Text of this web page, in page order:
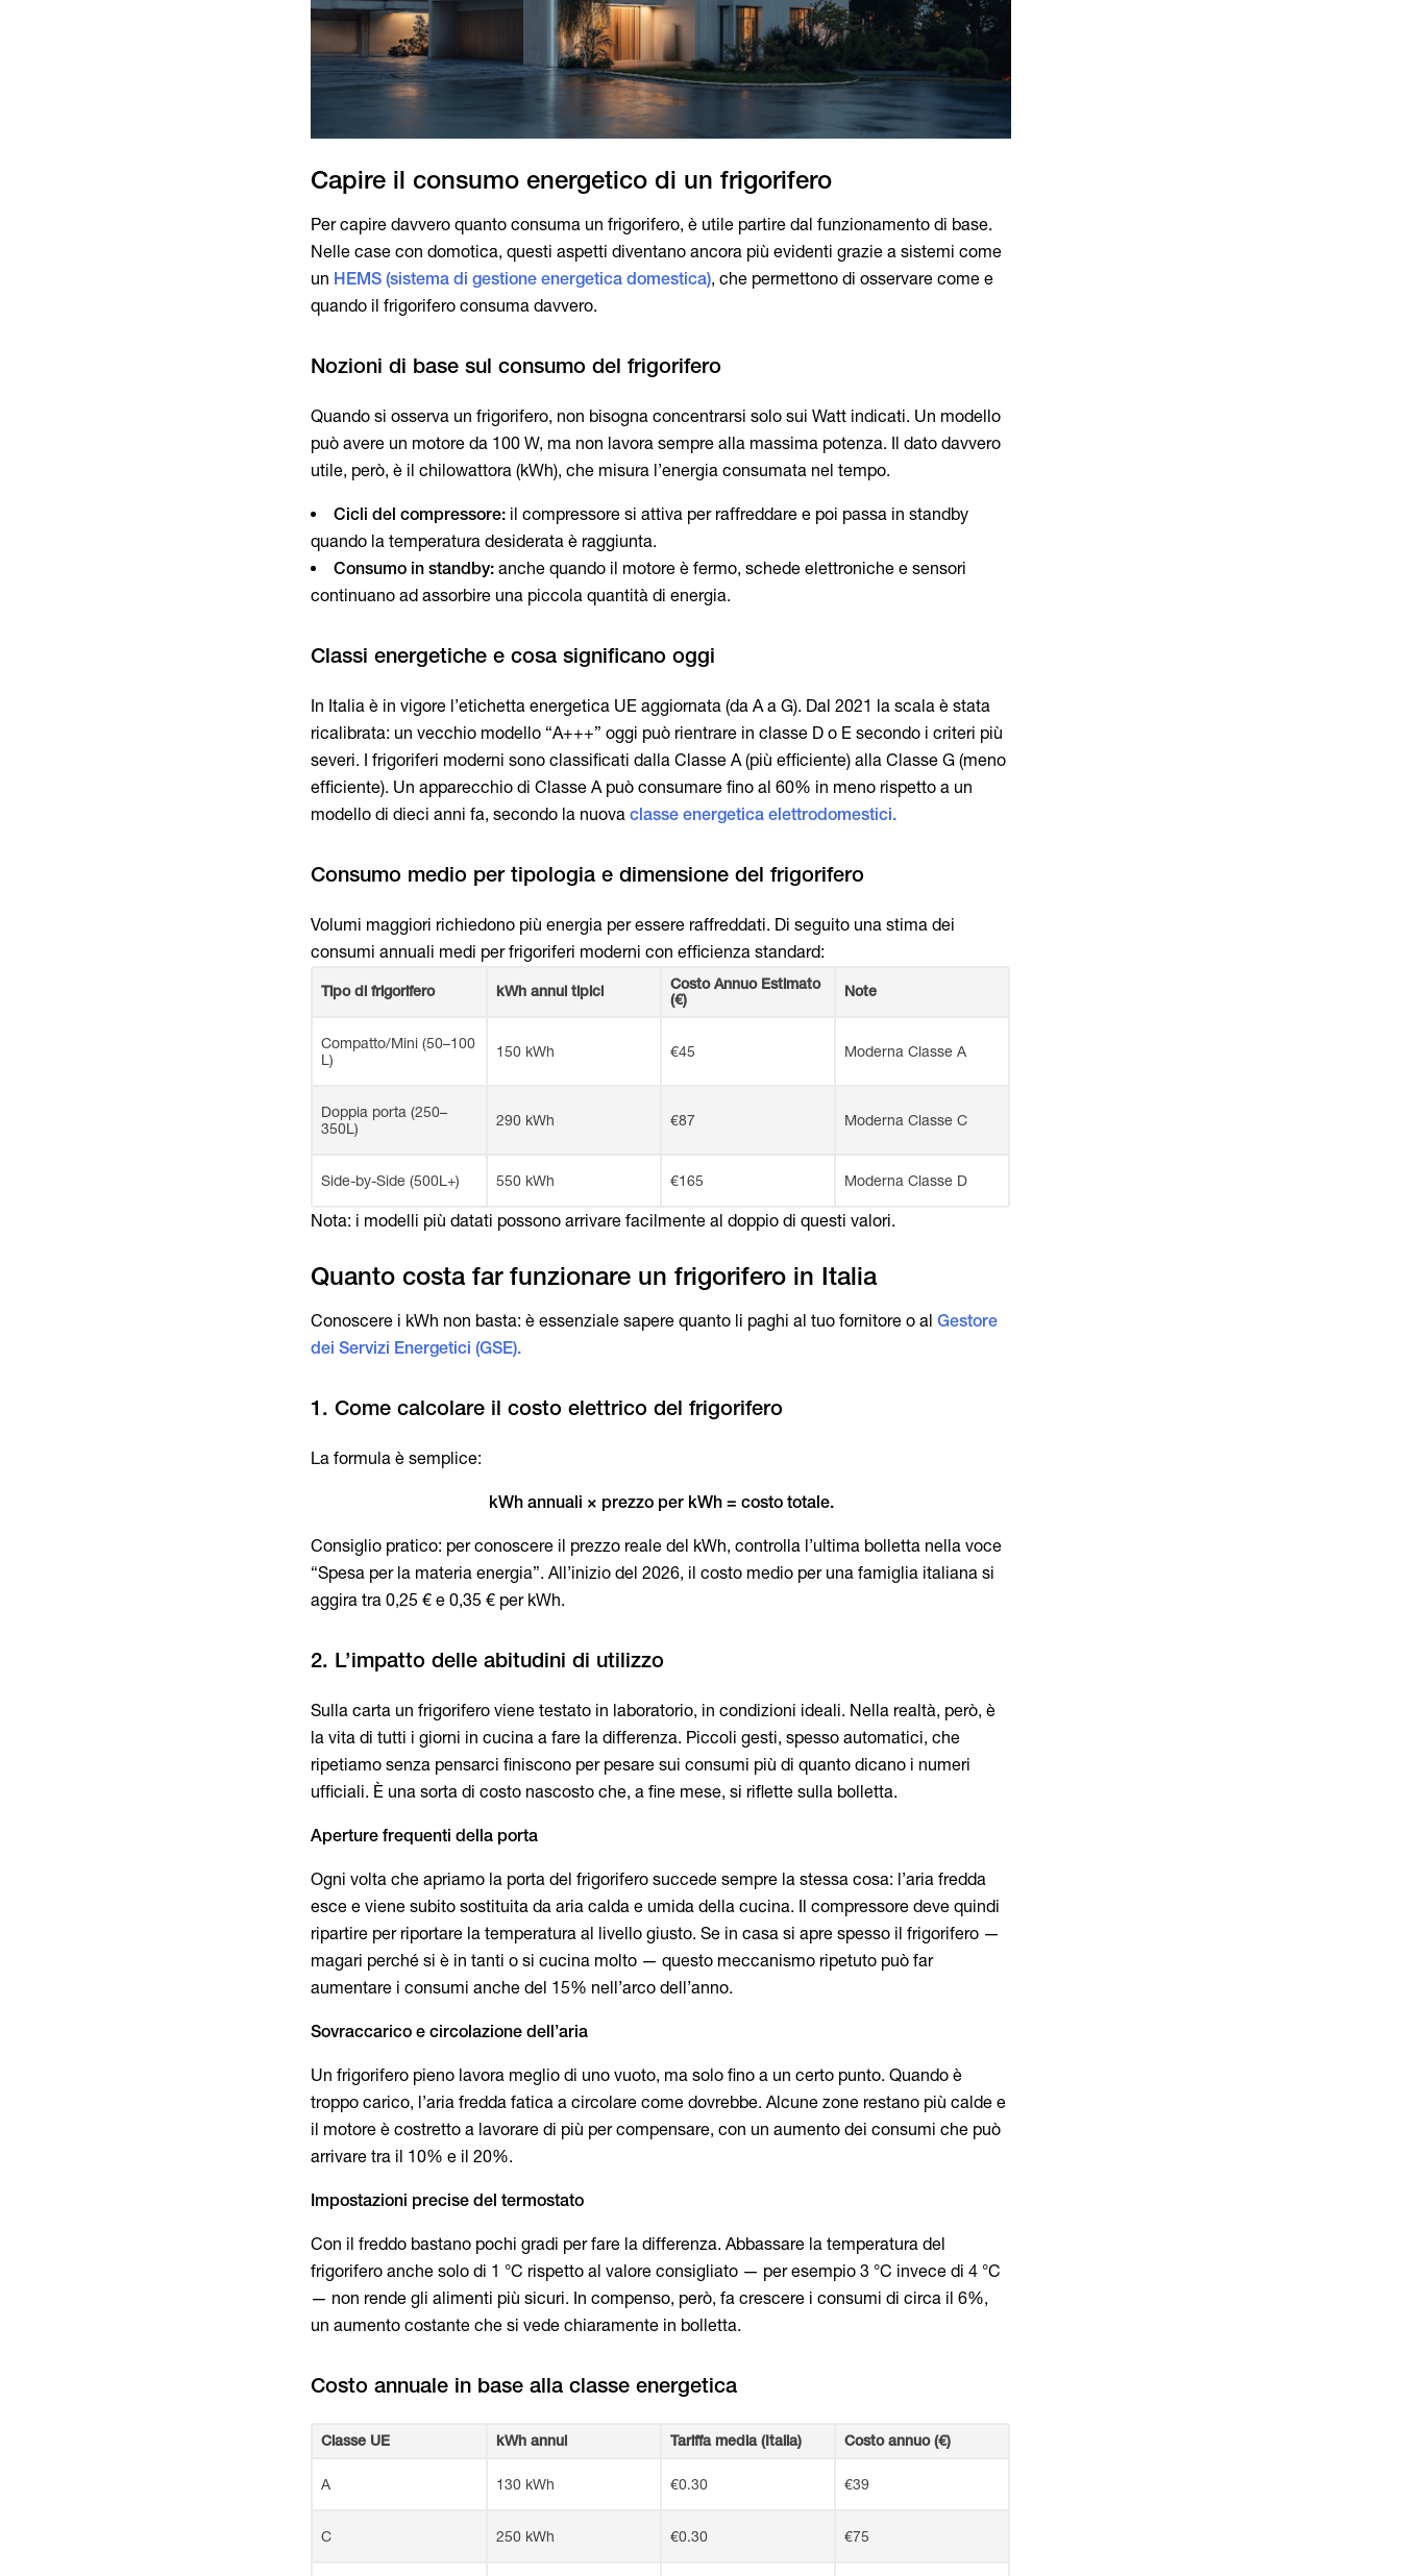
Per capire davvero quanto consuma un frigorifero, è utile partire dal funzionamento di base.
Nelle case con domotica, questi aspetti diventano ancora più evidenti grazie a sistemi come
un HEMS (sistema di gestione energetica domestica), che permettono di osservare come e
quando il frigorifero consuma davvero.
Quando si osserva un frigorifero, non bisogna concentrarsi solo sui Watt indicati. Un modello
può avere un motore da 100 W, ma non lavora sempre alla massima potenza. Il dato davvero
utile, però, è il chilowattora (kWh), che misura l’energia consumata nel tempo.
Cicli del compressore: il compressore si attiva per raffreddare e poi passa in standby
quando la temperatura desiderata è raggiunta.
Consumo in standby: anche quando il motore è fermo, schede elettroniche e sensori
continuano ad assorbire una piccola quantità di energia.
In Italia è in vigore l’etichetta energetica UE aggiornata (da A a G). Dal 2021 la scala è stata
ricalibrata: un vecchio modello “A+++” oggi può rientrare in classe D o E secondo i criteri più
severi. I frigoriferi moderni sono classificati dalla Classe A (più efficiente) alla Classe G (meno
efficiente). Un apparecchio di Classe A può consumare fino al 60% in meno rispetto a un
modello di dieci anni fa, secondo la nuovaclasse energetica elettrodomestici.
Volumi maggiori richiedono più energia per essere raffreddati. Di seguito una stima dei
consumi annuali medi per frigoriferi moderni con efficienza standard:
Tipo di frigorifero kWh annui tipici
Costo Annuo Estimato
(€)
Note
Compatto/Mini (50–100
L)
150 kWh €45 Moderna Classe A
Doppia porta (250–
350L)
290 kWh €87 Moderna Classe C
Side-by-Side (500L+) 550 kWh €165 Moderna Classe D
Nota: i modelli più datati possono arrivare facilmente al doppio di questi valori.
Quanto costa far funzionare un frigorifero in Italia
Conoscere i kWh non basta: è essenziale sapere quanto li paghi al tuo fornitore o alGestore
dei Servizi Energetici (GSE).
La formula è semplice:
kWh annuali × prezzo per kWh = costo totale.
Consiglio pratico: per conoscere il prezzo reale del kWh, controlla l’ultima bolletta nella voce
“Spesa per la materia energia”. All’inizio del 2026, il costo medio per una famiglia italiana si
aggira tra 0,25 € e 0,35 € per kWh.
Sulla carta un frigorifero viene testato in laboratorio, in condizioni ideali. Nella realtà, però, è
la vita di tutti i giorni in cucina a fare la differenza. Piccoli gesti, spesso automatici, che
ripetiamo senza pensarci finiscono per pesare sui consumi più di quanto dicano i numeri
ufficiali. È una sorta di costo nascosto che, a fine mese, si riflette sulla bolletta.
Aperture frequenti della porta
Ogni volta che apriamo la porta del frigorifero succede sempre la stessa cosa: l’aria fredda
esce e viene subito sostituita da aria calda e umida della cucina. Il compressore deve quindi
ripartire per riportare la temperatura al livello giusto. Se in casa si apre spesso il frigorifero —
magari perché si è in tanti o si cucina molto — questo meccanismo ripetuto può far
aumentare i consumi anche del 15% nell’arco dell’anno.
Sovraccarico e circolazione dell’aria
Un frigorifero pieno lavora meglio di uno vuoto, ma solo fino a un certo punto. Quando è
troppo carico, l’aria fredda fatica a circolare come dovrebbe. Alcune zone restano più calde e
il motore è costretto a lavorare di più per compensare, con un aumento dei consumi che può
arrivare tra il 10% e il 20%.
Impostazioni precise del termostato
Con il freddo bastano pochi gradi per fare la differenza. Abbassare la temperatura del
frigorifero anche solo di 1 °C rispetto al valore consigliato — per esempio 3 °C invece di 4 °C
— non rende gli alimenti più sicuri. In compenso, però, fa crescere i consumi di circa il 6%,
un aumento costante che si vede chiaramente in bolletta.
Classe UE kWh annui Tariffa media (Italia) Costo annuo (€)
A 130 kWh €0.30 €39
C 250 kWh €0.30 €75